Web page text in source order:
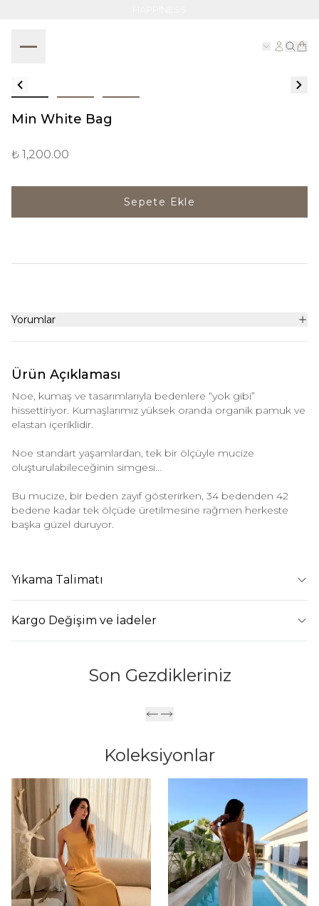
Min White Bag
₺ 1,200.00
Sepete Ekle
Yorumlar
Ürün Açıklaması
Noe, kumaş ve tasarımlarıyla bedenlere “yok gibi”
hissettiriyor. Kumaşlarımız yüksek oranda organik pamuk ve
elastan içeriklidir.
Noe standart yaşamlardan, tek bir ölçüyle mucize
oluşturulabileceğinin simgesi…
Bu mucize, bir beden zayıf gösterirken, 34 bedenden 42
bedene kadar tek ölçüde üretilmesine rağmen herkeste
başka güzel duruyor.
Yıkama Talimatı
Kargo Değişim ve İadeler
Son Gezdikleriniz
Koleksiyonlar